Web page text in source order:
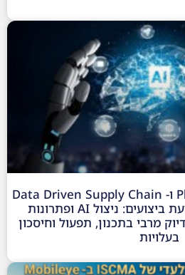
מפגש פורומים: Planning ו- Data Driven Supply Chain
באורקל- חדשנות מניעת ביצועים: ניצול AI ופתרונות
מרבי בתכנון, תפעול וחיסכון
בעלויות